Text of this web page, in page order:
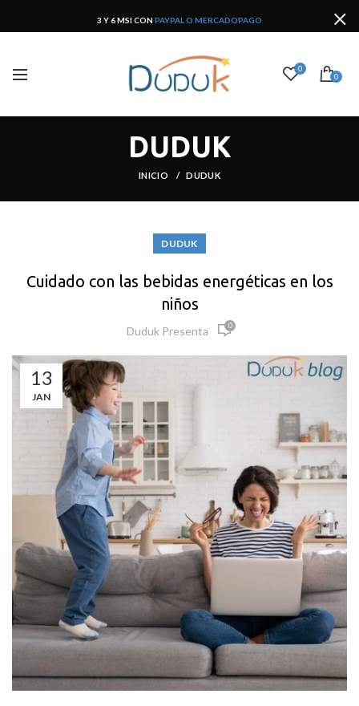
3 Y 6 MSI CON PAYPAL O MERCADOPAGO
0
0
DUDUK
INICIO DUDUK
DUDUK
Cuidado con las bebidas energéticas en los
niños
Duduk Presenta 0
13
JAN